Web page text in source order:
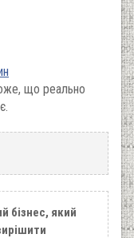
що реально
бізнес, який